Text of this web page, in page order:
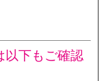
以下もご確認